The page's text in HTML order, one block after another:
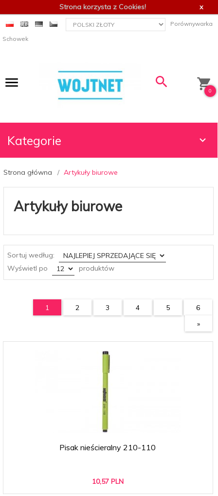
Strona korzysta z Cookies! x
currency_h Porównywarka
Schowek
0
Kategorie
Strona główna Artykuły biurowe
Artykuły biurowe
Sortuj według:
sort
Wyświetl po
pop produktów
1 2 3 4 5
6
»
Pisak nieścieralny 210-110
10,57 PLN